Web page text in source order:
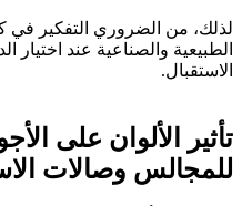
لذلك، من الضروري التفكير في
الطبيعية والصناعية عند
الاستقبال.
تأثير الألوان على
للمجالس وصالات